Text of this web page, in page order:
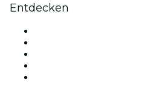
Entdecken